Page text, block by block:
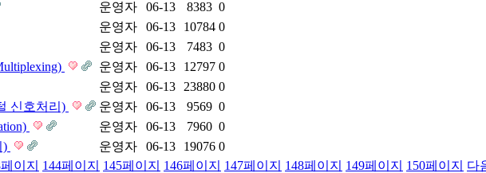
운영자 06-13 8383 0
운영자 06-13 10784 0
운영자 06-13 7483 0
운영자 06-13 12797 0
운영자 06-13 23880 0
신호처리) 운영자 06-13 9569 0
운영자 06-13 7960 0
) 운영자 06-13 19076 0
페이지 144페이지 145페이지 146페이지 147페이지 148페이지 149페이지 150페이지 다